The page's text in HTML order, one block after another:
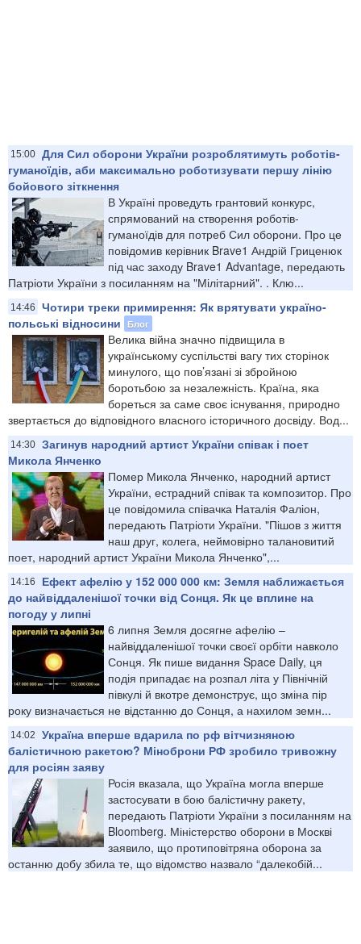
15:00 Для Сил оборони України розроблятимуть роботів-
гуманоїдів, аби максимально роботизувати першу лінію
бойового зіткнення
В Україні проведуть грантовий конкурс,
спрямований на створення роботів-
гуманоїдів для потреб Сил оборони. Про це
повідомив керівник Brave1 Андрій Гриценюк
під час заходу Brave1 Advantage, передають
Патріоти України з посиланням на "Мілітарний". . Клю...
14:46
Чотири треки примирення: Як врятувати україно-
польські відносини
Блог
Велика війна значно підвищила в
українському суспільстві вагу тих сторінок
минулого, що пов’язані зі збройною
боротьбою за незалежність. Країна, яка
бореться за саме своє існування, природно
звертається до відповідного власного історичного досвіду. Вод...
14:30 Загинув народний артист України співак і поет
Микола Янченко
Помер Микола Янченко, народний артист
України, естрадний співак та композитор. Про
це повідомила співачка Наталія Фаліон,
передають Патріоти України. "Пішов з життя
наш друг, колега, неймовірно талановитий
поет, народний артист України Микола Янченко",...
14:16
Ефект афелію у 152 000 000 км: Земля наближається
до найвіддаленішої точки від Сонця. Як це вплине на
погоду у липні
6 липня Земля досягне афелію –
найвіддаленішої точки своєї орбіти навколо
Сонця. Як пише видання Space Daily, ця
подія припадає на розпал літа у Північній
півкулі й вкотре демонструє, що зміна пір
року визначається не відстанню до Сонця, а нахилом земн...
14:02
Україна вперше вдарила по рф вітчизняною
балістичною ракетою? Міноброни РФ зробило тривожну
для росіян заяву
Росія вказала, що Україна могла вперше
застосувати в бою балістичну ракету,
передають Патріоти України з посиланням на
Bloomberg. Міністерство оборони в Москві
заявило, що протиповітряна оборона за
останню добу збила те, що відомство назвало “далекобій...